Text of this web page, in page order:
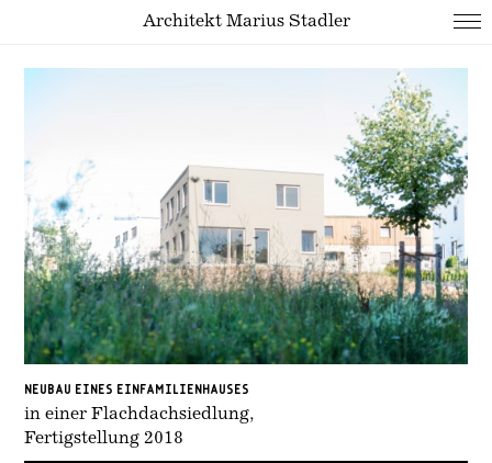
Architekt Marius Stadler
NEUBAU EINES EINFAMILIENHAUSES
in einer Flachdachsiedlung,
Fertigstellung 2018